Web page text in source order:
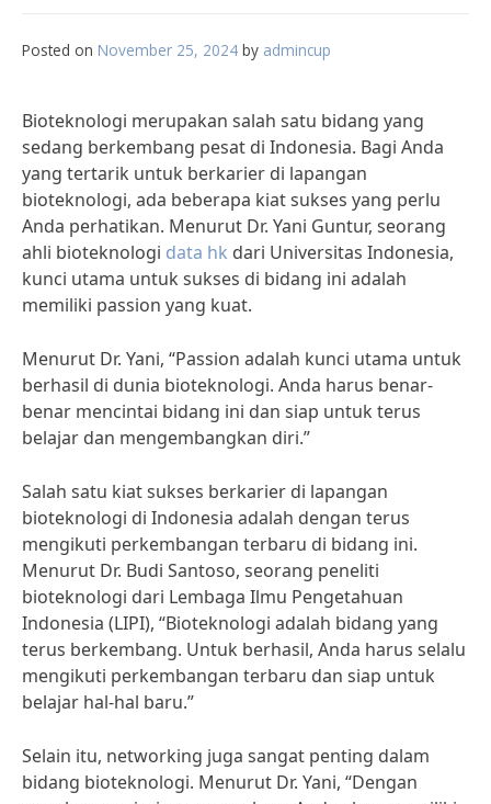
Posted on November 25, 2024 by admincup
Bioteknologi merupakan salah satu bidang yang
sedang berkembang pesat di Indonesia. Bagi Anda
yang tertarik untuk berkarier di lapangan
bioteknologi, ada beberapa kiat sukses yang perlu
Anda perhatikan. Menurut Dr. Yani Guntur, seorang
ahli bioteknologi data hk dari Universitas Indonesia,
kunci utama untuk sukses di bidang ini adalah
memiliki passion yang kuat.
Menurut Dr. Yani, “Passion adalah kunci utama untuk
berhasil di dunia bioteknologi. Anda harus benar-
benar mencintai bidang ini dan siap untuk terus
belajar dan mengembangkan diri.”
Salah satu kiat sukses berkarier di lapangan
bioteknologi di Indonesia adalah dengan terus
mengikuti perkembangan terbaru di bidang ini.
Menurut Dr. Budi Santoso, seorang peneliti
bioteknologi dari Lembaga Ilmu Pengetahuan
Indonesia (LIPI), “Bioteknologi adalah bidang yang
terus berkembang. Untuk berhasil, Anda harus selalu
mengikuti perkembangan terbaru dan siap untuk
belajar hal-hal baru.”
Selain itu, networking juga sangat penting dalam
bidang bioteknologi. Menurut Dr. Yani, “Dengan